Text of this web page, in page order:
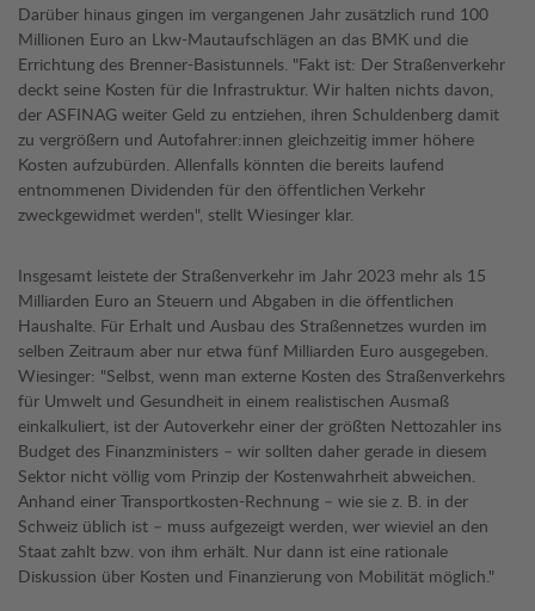
Darüber hinaus gingen im vergangenen Jahr zusätzlich rund 100
Millionen Euro an Lkw-Mautaufschlägen an das BMK und die
Errichtung des Brenner-Basistunnels. "Fakt ist: Der Straßenverkehr
deckt seine Kosten für die Infrastruktur. Wir halten nichts davon,
der ASFINAG weiter Geld zu entziehen, ihren Schuldenberg damit
zu vergrößern und Autofahrer:innen gleichzeitig immer höhere
Kosten aufzubürden. Allenfalls könnten die bereits laufend
entnommenen Dividenden für den öffentlichen Verkehr
zweckgewidmet werden", stellt Wiesinger klar.
Insgesamt leistete der Straßenverkehr im Jahr 2023 mehr als 15
Milliarden Euro an Steuern und Abgaben in die öffentlichen
Haushalte. Für Erhalt und Ausbau des Straßennetzes wurden im
selben Zeitraum aber nur etwa fünf Milliarden Euro ausgegeben.
Wiesinger: "Selbst, wenn man externe Kosten des Straßenverkehrs
für Umwelt und Gesundheit in einem realistischen Ausmaß
einkalkuliert, ist der Autoverkehr einer der größten Nettozahler ins
Budget des Finanzministers – wir sollten daher gerade in diesem
Sektor nicht völlig vom Prinzip der Kostenwahrheit abweichen.
Anhand einer Transportkosten-Rechnung – wie sie z. B. in der
Schweiz üblich ist – muss aufgezeigt werden, wer wieviel an den
Staat zahlt bzw. von ihm erhält. Nur dann ist eine rationale
Diskussion über Kosten und Finanzierung von Mobilität möglich."